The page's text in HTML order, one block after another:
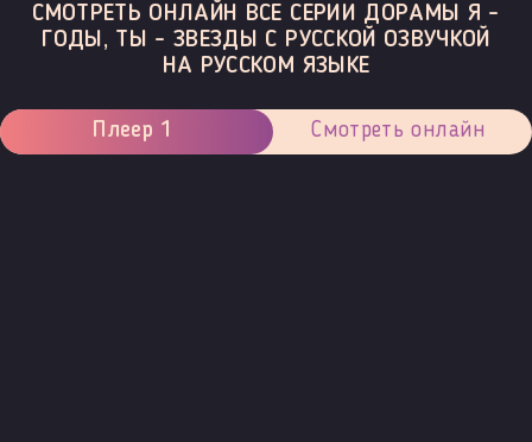
СМОТРЕТЬ ОНЛАЙН ВСЕ СЕРИИ ДОРАМЫ Я -
ГОДЫ, ТЫ - ЗВЕЗДЫ С РУССКОЙ ОЗВУЧКОЙ
НА РУССКОМ ЯЗЫКЕ
Плеер 1 Смотреть онлайн